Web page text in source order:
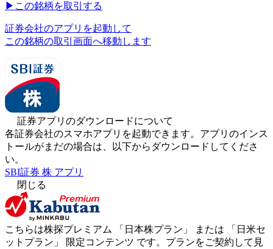
▶︎ この銘柄を取引する
証券会社のアプリを起動して
この銘柄の取引画面へ移動します
証券アプリのダウンロードについて
各証券会社のスマホアプリを起動できます。アプリのインス
トールがまだの場合は、以下からダウンロードしてくださ
い。
SBI証券 株 アプリ
閉じる
こちらは株探プレミアム 「 日本株プラン 」 または 「 日米セ
ットプラン 」 限定コンテンツ です。プランをご契約して見